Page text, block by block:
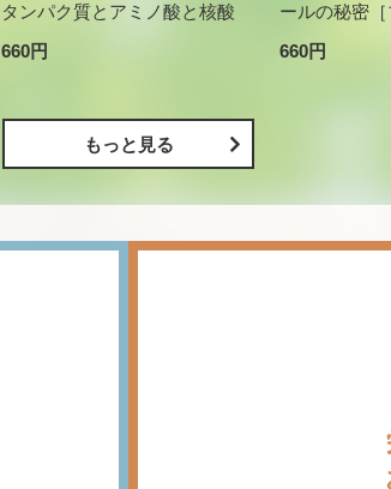
タンパク質とアミノ酸と核酸
660円
ールの秘密［
660円
もっと見る